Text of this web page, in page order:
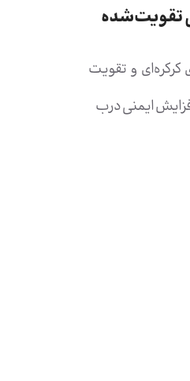
تقویت‌شده
کرکره‌ای و تقویت
ایمنی درب